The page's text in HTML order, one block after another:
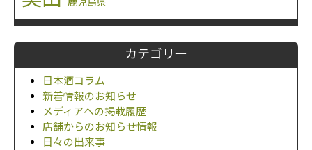
カテゴリー
日本酒コラム
新着情報のお知らせ
メディアへの掲載履歴
店舗からのお知らせ情報
日々の出来事